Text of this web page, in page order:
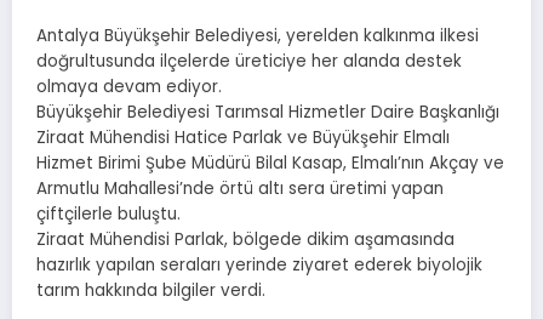
Antalya Büyükşehir Belediyesi, yerelden kalkınma ilkesi
doğrultusunda ilçelerde üreticiye her alanda destek
olmaya devam ediyor.
Büyükşehir Belediyesi Tarımsal Hizmetler Daire Başkanlığı
Ziraat Mühendisi Hatice Parlak ve Büyükşehir Elmalı
Hizmet Birimi Şube Müdürü Bilal Kasap, Elmalı’nın Akçay ve
Armutlu Mahallesi’nde örtü altı sera üretimi yapan
çiftçilerle buluştu.
Ziraat Mühendisi Parlak, bölgede dikim aşamasında
hazırlık yapılan seraları yerinde ziyaret ederek biyolojik
tarım hakkında bilgiler verdi.